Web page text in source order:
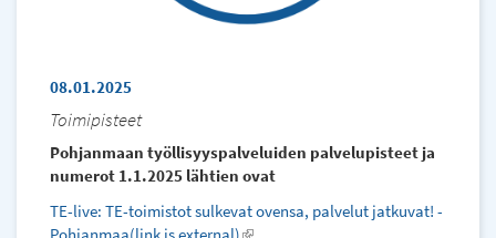
08.01.2025
Toimipisteet
Pohjanmaan työllisyyspalveluiden palvelupisteet ja
numerot 1.1.2025 lähtien ovat
TE-live: TE-toimistot sulkevat ovensa, palvelut jatkuvat! -